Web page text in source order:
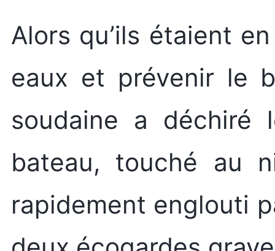
Alors qu’ils étaient
eaux et prévenir le
soudaine a
bateau, touché au
rapidement englouti